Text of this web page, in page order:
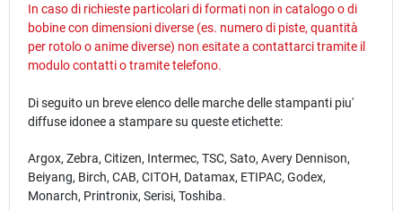
In caso di richieste particolari di formati non in catalogo o di
bobine con dimensioni diverse (es. numero di piste, quantità
per rotolo o anime diverse) non esitate a contattarci tramite il
modulocontattio tramite telefono.
Di seguito un breve elenco delle marche delle stampanti piu'
diffuse idonee a stampare su queste etichette:
Argox, Zebra, Citizen, Intermec, TSC, Sato, Avery Dennison,
Beiyang, Birch, CAB, CITOH, Datamax, ETIPAC, Godex,
Monarch, Printronix, Serisi, Toshiba.